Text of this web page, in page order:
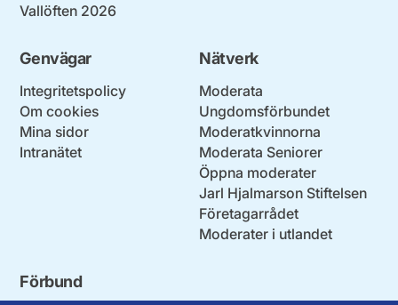
Vallöften 2026
Genvägar
Integritetspolicy
Om cookies
Mina sidor
Intranätet
Nätverk
Moderata
Ungdomsförbundet
Moderatkvinnorna
Moderata Seniorer
Öppna moderater
Jarl Hjalmarson Stiftelsen
Företagarrådet
Moderater i utlandet
Förbund